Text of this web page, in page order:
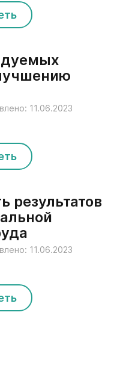
11.06.2023
результатов
11.06.2023